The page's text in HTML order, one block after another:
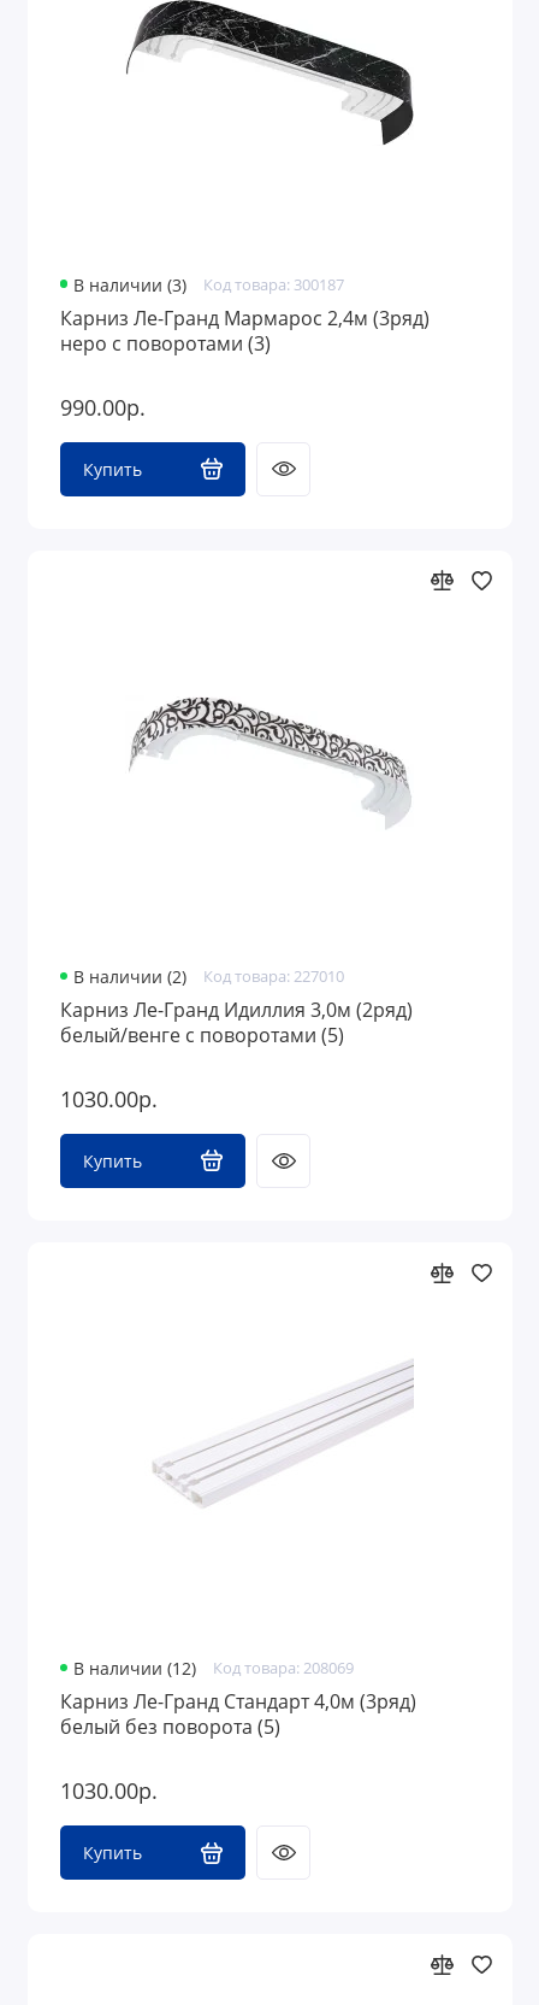
Оконная фурнитура
Аксессуары для жалюзи
В наличии (3) Код товара: 300187
Карниз Ле-Гранд Мармарос 2,4м (3ряд)
неро с поворотами (3)
990.00р.
Купить
В наличии (2) Код товара: 227010
Карниз Ле-Гранд Идиллия 3,0м (2ряд)
белый/венге с поворотами (5)
1030.00р.
Купить
В наличии (12) Код товара: 208069
Карниз Ле-Гранд Стандарт 4,0м (3ряд)
белый без поворота (5)
1030.00р.
Купить